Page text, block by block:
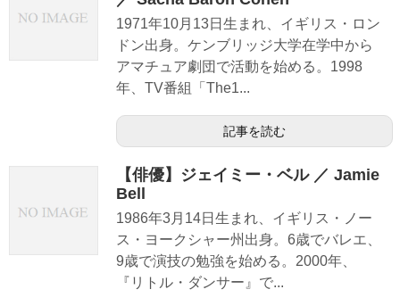
1971年10月13日生まれ、イギリス・ロン
ドン出身。ケンブリッジ大学在学中から
アマチュア劇団で活動を始める。1998
年、TV番組「The1...
記事を読む
【俳優】ジェイミー・ベル ／ Jamie
Bell
1986年3月14日生まれ、イギリス・ノー
ス・ヨークシャー州出身。6歳でバレエ、
9歳で演技の勉強を始める。2000年、
『リトル・ダンサー』で...